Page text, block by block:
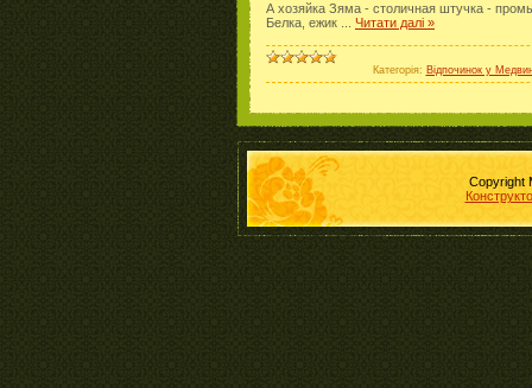
А хозяйка Зяма - столичная штучка -
Белка, ежик
Читати далі »
Категорія: Відпочинок у
Copyright